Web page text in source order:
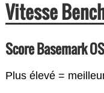
Vitesse
Score Basemark
Plus élevé =